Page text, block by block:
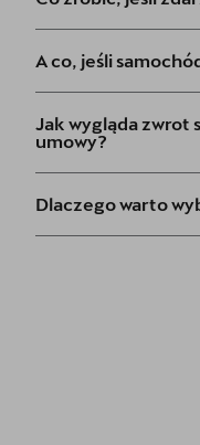
A co, jeśli
Jak wygląda zwrot
umowy?
Dlaczego warto